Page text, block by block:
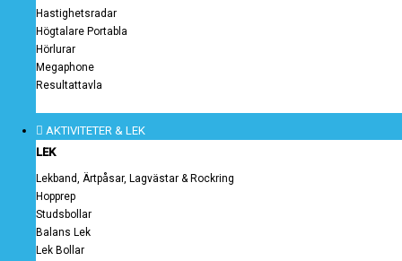
Hastighetsradar
Högtalare Portabla
Hörlurar
Megaphone
Resultattavla
AKTIVITETER & LEK
LEK
Lekband, Ärtpåsar, Lagvästar & Rockring
Hopprep
Studsbollar
Balans Lek
Lek Bollar